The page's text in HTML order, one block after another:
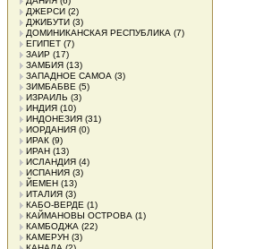
ДЖЕРСИ (2)
ДЖИБУТИ (3)
ДОМИНИКАНСКАЯ РЕСПУБЛИКА (7)
ЕГИПЕТ (7)
ЗАИР (17)
ЗАМБИЯ (13)
ЗАПАДНОЕ САМОА (3)
ЗИМБАБВЕ (5)
ИЗРАИЛЬ (3)
ИНДИЯ (10)
ИНДОНЕЗИЯ (31)
ИОРДАНИЯ (0)
ИРАК (9)
ИРАН (13)
ИСЛАНДИЯ (4)
ИСПАНИЯ (3)
ЙЕМЕН (13)
ИТАЛИЯ (3)
КАБО-ВЕРДЕ (1)
КАЙМАНОВЫ ОСТРОВА (1)
КАМБОДЖА (22)
КАМЕРУН (3)